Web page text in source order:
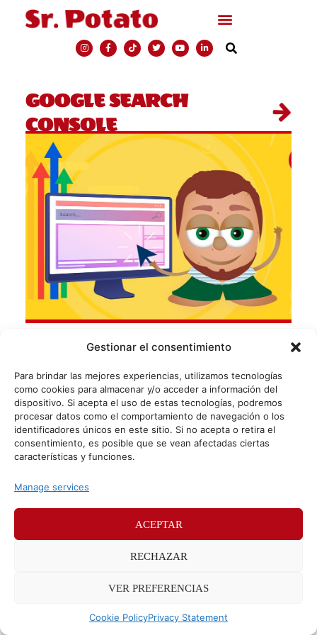
Gestionar el consentimiento
Para brindar las mejores experiencias, utilizamos tecnologías
como cookies para almacenar y/o acceder a información del
dispositivo. Si acepta el uso de estas tecnologías, podremos
procesar datos como el comportamiento de navegación o los
identificadores únicos en este sitio. Si no acepta o retira el
consentimiento, es posible que se vean afectadas ciertas
características y funciones.
Manage services
ACEPTAR
RECHAZAR
VER PREFERENCIAS
Cookie PolicyPrivacy Statement
GOOGLE SEARCH
CONSOLE
Nuevos cambios en Google Search Console
sabíamos que la eficacia de la estrategia SEO de una web
se media usando métricas distintas y
© Sr. Potato 2026
Méndez Álvaro 24, 28045 Madrid. Teléfono91 176 52 25